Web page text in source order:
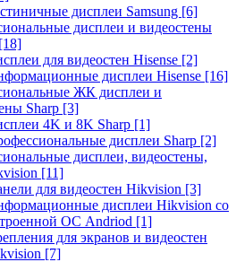
дисплеи Samsung [6]
дисплеи и видеостены
[18]
для видеостен Hisense [2]
дисплеи Hisense [16]
ЖК дисплеи и
Sharp [3]
4K и 8K Sharp [1]
дисплеи Sharp [2]
дисплеи, видеостены,
[11]
для видеостен Hikvision [3]
дисплеи Hikvision со
ОС Andriod [1]
для экранов и видеостен
[7]